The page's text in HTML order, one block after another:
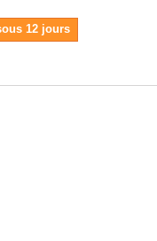
12 jours